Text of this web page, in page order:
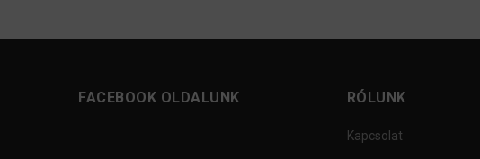
FACEBOOK OLDALUNK RÓLUNK
Kapcsolat